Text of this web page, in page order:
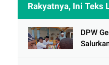
Rakyatnya, Ini Teks
DPW